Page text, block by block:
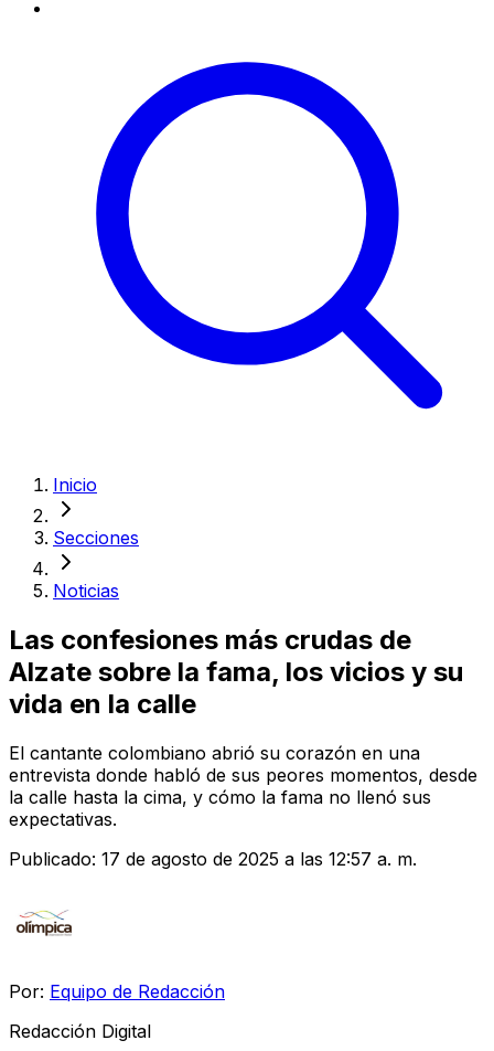
Inicio
Secciones
Noticias
Las confesiones más crudas de
Alzate sobre la fama, los vicios y su
vida en la calle
El cantante colombiano abrió su corazón en una
entrevista donde habló de sus peores momentos, desde
la calle hasta la cima, y cómo la fama no llenó sus
expectativas.
Publicado: 17 de agosto de 2025 a las 12:57 a. m.
Por: Equipo de Redacción
Redacción Digital